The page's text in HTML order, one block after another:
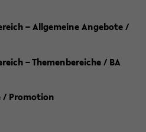
– Allgemeine Angebote /
– Themenbereiche / BA
/ Promotion